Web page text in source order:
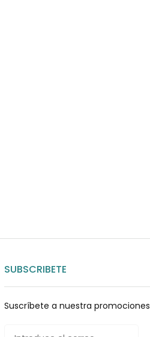
SUBSCRIBETE
Suscríbete a nuestra promociones